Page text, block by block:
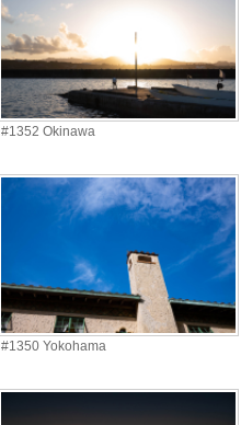
#1352 Okinawa
#1350 Yokohama